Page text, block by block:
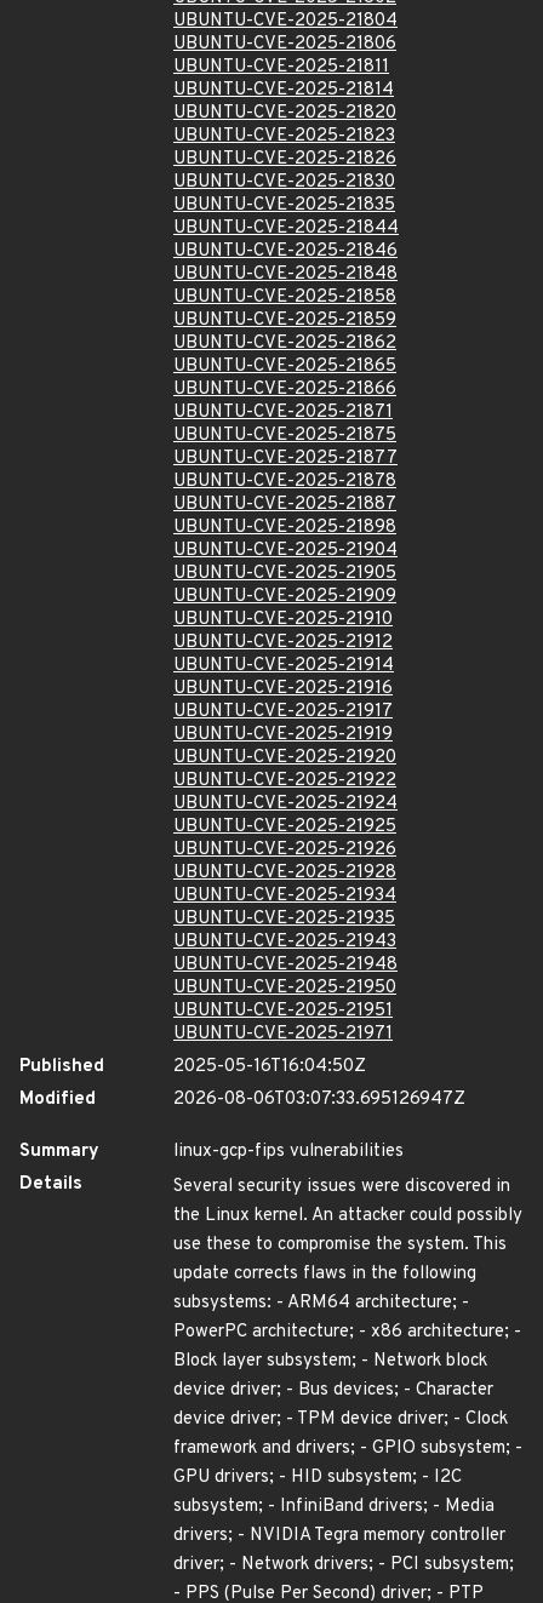
UBUNTU-CVE-2025-21804
UBUNTU-CVE-2025-21806
UBUNTU-CVE-2025-21811
UBUNTU-CVE-2025-21814
UBUNTU-CVE-2025-21820
UBUNTU-CVE-2025-21823
UBUNTU-CVE-2025-21826
UBUNTU-CVE-2025-21830
UBUNTU-CVE-2025-21835
UBUNTU-CVE-2025-21844
UBUNTU-CVE-2025-21846
UBUNTU-CVE-2025-21848
UBUNTU-CVE-2025-21858
UBUNTU-CVE-2025-21859
UBUNTU-CVE-2025-21862
UBUNTU-CVE-2025-21865
UBUNTU-CVE-2025-21866
UBUNTU-CVE-2025-21871
UBUNTU-CVE-2025-21875
UBUNTU-CVE-2025-21877
UBUNTU-CVE-2025-21878
UBUNTU-CVE-2025-21887
UBUNTU-CVE-2025-21898
UBUNTU-CVE-2025-21904
UBUNTU-CVE-2025-21905
UBUNTU-CVE-2025-21909
UBUNTU-CVE-2025-21910
UBUNTU-CVE-2025-21912
UBUNTU-CVE-2025-21914
UBUNTU-CVE-2025-21916
UBUNTU-CVE-2025-21917
UBUNTU-CVE-2025-21919
UBUNTU-CVE-2025-21920
UBUNTU-CVE-2025-21922
UBUNTU-CVE-2025-21924
UBUNTU-CVE-2025-21925
UBUNTU-CVE-2025-21926
UBUNTU-CVE-2025-21928
UBUNTU-CVE-2025-21934
UBUNTU-CVE-2025-21935
UBUNTU-CVE-2025-21943
UBUNTU-CVE-2025-21948
UBUNTU-CVE-2025-21950
UBUNTU-CVE-2025-21951
UBUNTU-CVE-2025-21971
Published
2025-05-16T16:04:50Z
Modified
2026-08-06T03:07:33.695126947Z
Summary
linux-gcp-fips vulnerabilities
Details
Several security issues were discovered in
the Linux kernel. An attacker could possibly
use these to compromise the system. This
update corrects flaws in the following
subsystems: - ARM64 architecture; -
PowerPC architecture; - x86 architecture; -
Block layer subsystem; - Network block
device driver; - Bus devices; - Character
device driver; - TPM device driver; - Clock
framework and drivers; - GPIO subsystem; -
GPU drivers; - HID subsystem; - I2C
subsystem; - InfiniBand drivers; - Media
drivers; - NVIDIA Tegra memory controller
driver; - Network drivers; - PCI subsystem;
- PPS (Pulse Per Second) driver; - PTP